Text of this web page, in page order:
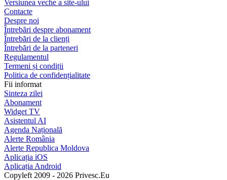
Versiunea veche a site-ului
Contacte
Despre noi
Întrebări despre abonament
Întrebări de la clienți
Întrebări de la parteneri
Regulamentul
Termeni și condiții
Politica de confidențialitate
Fii informat
Sinteza zilei
Abonament
Widget TV
Asistentul AI
Agenda Națională
Alerte România
Alerte Republica Moldova
Aplicația iOS
Aplicația Android
Copyleft 2009 - 2026 Privesc.Eu